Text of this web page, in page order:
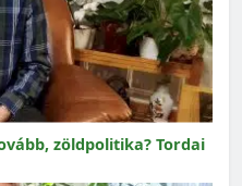
zöldpolitika? Tordai